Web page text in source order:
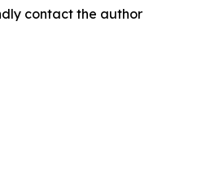
contact the author